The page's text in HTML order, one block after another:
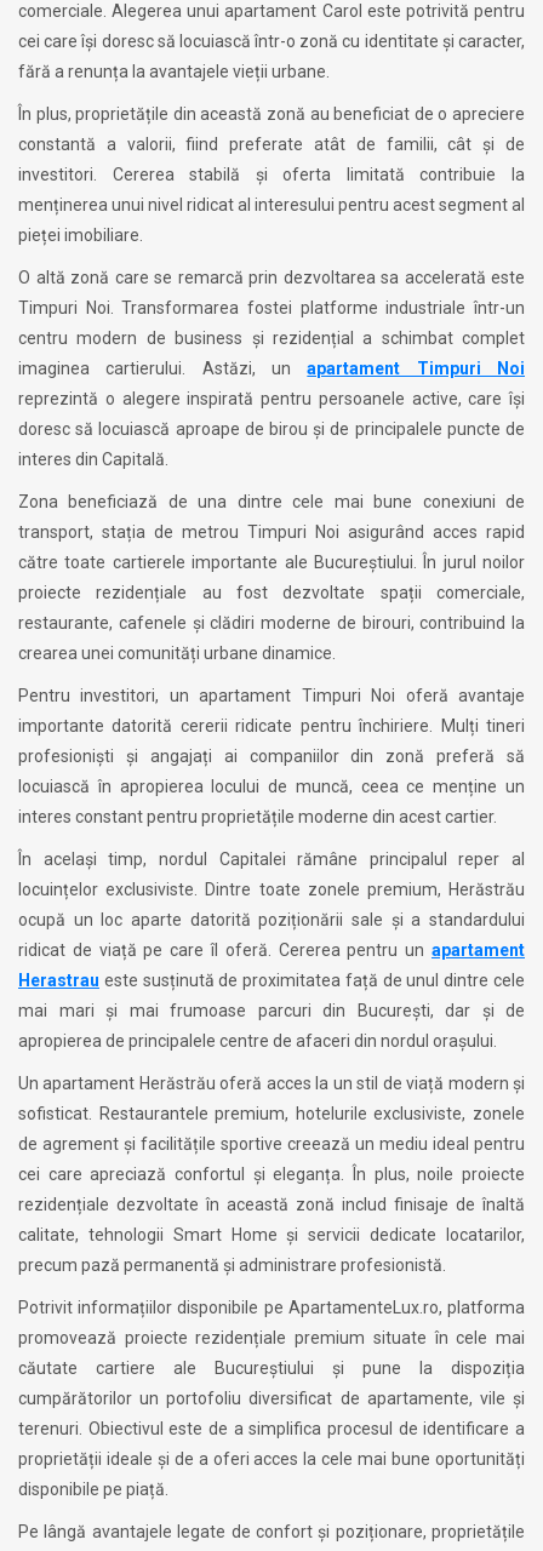
comerciale. Alegerea unui apartament Carol este potrivită pentru
cei care își doresc să locuiască într-o zonă cu identitate și caracter,
fără a renunța la avantajele vieții urbane.
În plus, proprietățile din această zonă au beneficiat de o apreciere
constantă a valorii, fiind preferate atât de familii, cât și de
investitori. Cererea stabilă și oferta limitată contribuie la
menținerea unui nivel ridicat al interesului pentru acest segment al
pieței imobiliare.
O altă zonă care se remarcă prin dezvoltarea sa accelerată este
Timpuri Noi. Transformarea fostei platforme industriale într-un
centru modern de business și rezidențial a schimbat complet
imaginea cartierului. Astăzi, unapartament Timpuri Noi
reprezintă o alegere inspirată pentru persoanele active, care își
doresc să locuiască aproape de birou și de principalele puncte de
interes din Capitală.
Zona beneficiază de una dintre cele mai bune conexiuni de
transport, stația de metrou Timpuri Noi asigurând acces rapid
către toate cartierele importante ale Bucureștiului. În jurul noilor
proiecte rezidențiale au fost dezvoltate spații comerciale,
restaurante, cafenele și clădiri moderne de birouri, contribuind la
crearea unei comunități urbane dinamice.
Pentru investitori, un apartament Timpuri Noi oferă avantaje
importante datorită cererii ridicate pentru închiriere. Mulți tineri
profesioniști și angajați ai companiilor din zonă preferă să
locuiască în apropierea locului de muncă, ceea ce menține un
interes constant pentru proprietățile moderne din acest cartier.
În același timp, nordul Capitalei rămâne principalul reper al
locuințelor exclusiviste. Dintre toate zonele premium, Herăstrău
ocupă un loc aparte datorită poziționării sale și a standardului
ridicat de viață pe care îl oferă. Cererea pentru un apartament
Herastrau este susținută de proximitatea față de unul dintre cele
mai mari și mai frumoase parcuri din București, dar și de
apropierea de principalele centre de afaceri din nordul orașului.
Un apartament Herăstrău oferă acces la un stil de viață modern și
sofisticat. Restaurantele premium, hotelurile exclusiviste, zonele
de agrement și facilitățile sportive creează un mediu ideal pentru
cei care apreciază confortul și eleganța. În plus, noile proiecte
rezidențiale dezvoltate în această zonă includ finisaje de înaltă
calitate, tehnologii Smart Home și servicii dedicate locatarilor,
precum pază permanentă și administrare profesionistă.
Potrivit informațiilor disponibile pe ApartamenteLux.ro, platforma
promovează proiecte rezidențiale premium situate în cele mai
căutate cartiere ale Bucureștiului și pune la dispoziția
cumpărătorilor un portofoliu diversificat de apartamente, vile și
terenuri. Obiectivul este de a simplifica procesul de identificare a
proprietății ideale și de a oferi acces la cele mai bune oportunități
disponibile pe piață.
Pe lângă avantajele legate de confort și poziționare, proprietățile